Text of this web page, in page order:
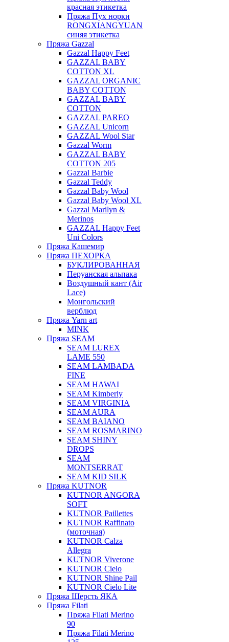
красная этикетка
Пряжа Пух норки
RONGXIANGYUAN
синяя этикетка
Пряжа Gazzal
Gazzal Happy Feet
GAZZAL BABY
COTTON XL
GAZZAL ORGANIC
BABY COTTON
GAZZAL BABY
COTTON
GAZZAL PAREO
GAZZAL Unicorn
GAZZAL Wool Star
Gazzal Worm
GAZZAL BABY
COTTON 205
Gazzal Barbie
Gazzal Teddy
Gazzal Baby Wool
Gazzal Baby Wool XL
Gazzal Marilyn &
Merinos
GAZZAL Happy Feet
Uni Colors
Пряжа Кашемир
Пряжа ПЕХОРКА
БУКЛИРОВАННАЯ
Перуанская альпака
Воздушный кант (Air
Lace)
Монгольский
верблюд
Пряжа Yarn art
MINK
Пряжа SEAM
SEAM LUREX
LAME 550
SEAM LAMBADA
FINE
SEAM HAWAI
SEAM Kimberly
SEAM VIRGINIA
SEAM AURA
SEAM BAIANO
SEAM ROSMARINO
SEAM SHINY
DROPS
SEAM
MONTSERRAT
SEAM KID SILK
Пряжа KUTNOR
KUTNOR ANGORA
SOFT
KUTNOR Paillettes
KUTNOR Raffinato
(моточная)
KUTNOR Calza
Allegra
KUTNOR Viverone
KUTNOR Cielo
KUTNOR Shine Pail
KUTNOR Cielo Lite
Пряжа Шерсть ЯКА
Пряжа Filati
Пряжа Filati Merino
90
Пряжа Filati Merino